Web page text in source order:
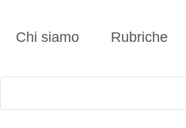
Chi siamo Rubriche